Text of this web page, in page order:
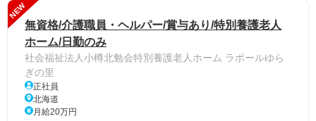
NEW
無資格/介護職員・ヘルパー/賞与あり/特別養護老人
ホーム/日勤のみ
社会福祉法人小樽北勉会特別養護老人ホーム ラポールゆら
ぎの里
正社員
北海道
月給20万円